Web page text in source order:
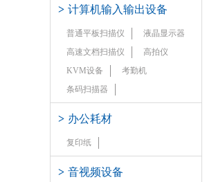
> 计算机输入输出设备
普通平板扫描仪
液晶显示器
高速文档扫描仪
高拍仪
KVM设备
考勤机
条码扫描器
> 办公耗材
复印纸
> 音视频设备